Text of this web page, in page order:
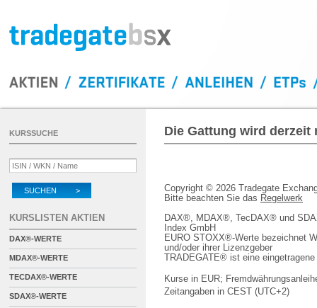
Die Gattung wird derzeit
Copyright © 2026 Tradegate
Bitte beachten Sie das Regelwerk
DAX®, MDAX®, TecDAX® und
Index GmbH
EURO STOXX®-Werte bezeichnet
und/oder ihrer Lizenzgeber
TRADEGATE® ist eine
Kurse in EUR;
Zeitangaben in CEST (UTC+2)
KURSSUCHE
SUCHEN >
KURSLISTEN AKTIEN
DAX®-WERTE
MDAX®-WERTE
TECDAX®-WERTE
SDAX®-WERTE